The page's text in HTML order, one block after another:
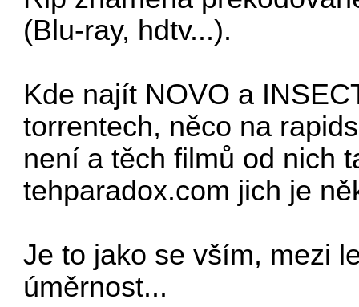
(Blu-ray, hdtv...).
Kde najít NOVO a
torrentech, něco na
není a těch filmů od nich
tehparadox.com jich je
Je to jako se vším, mezi
úměrnost...